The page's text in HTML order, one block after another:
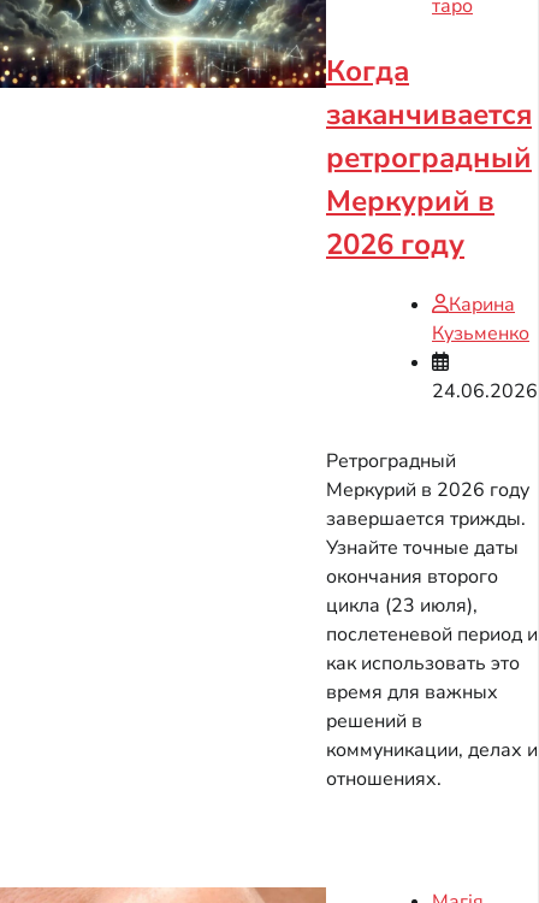
таро
Когда
заканчивается
ретроградный
Меркурий в
2026 году
Карина
Кузьменко
24.06.2026
Ретроградный
Меркурий в 2026 году
завершается трижды.
Узнайте точные даты
окончания второго
цикла (23 июля),
послетеневой период и
как использовать это
время для важных
решений в
коммуникации, делах и
отношениях.